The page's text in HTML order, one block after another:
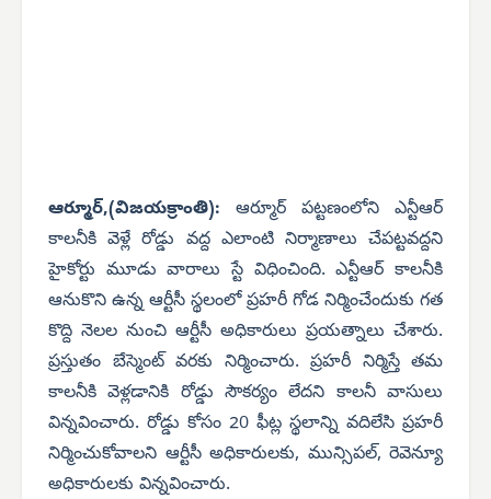
ఆర్మూర్,(విజయక్రాంతి): ఆర్మూర్ పట్టణంలోని ఎన్టీఆర్
కాలనీకి వెళ్లే రోడ్డు వద్ద ఎలాంటి నిర్మాణాలు చేపట్టవద్దని
హైకోర్టు మూడు వారాలు స్టే విధించింది. ఎన్టీఆర్ కాలనీకి
ఆనుకొని ఉన్న ఆర్టీసీ స్థలంలో ప్రహరీ గోడ నిర్మించేందుకు గత
కొద్ది నెలల నుంచి ఆర్టీసీ అధికారులు ప్రయత్నాలు చేశారు.
ప్రస్తుతం బేస్మెంట్ వరకు నిర్మించారు. ప్రహరీ నిర్మిస్తే తమ
కాలనీకి వెళ్లడానికి రోడ్డు సౌకర్యం లేదని కాలనీ వాసులు
విన్నవించారు. రోడ్డు కోసం 20 ఫీట్ల స్థలాన్ని వదిలేసి ప్రహరీ
నిర్మించుకోవాలని ఆర్టీసీ అధికారులకు, మున్సిపల్, రెవెన్యూ
అధికారులకు విన్నవించారు.